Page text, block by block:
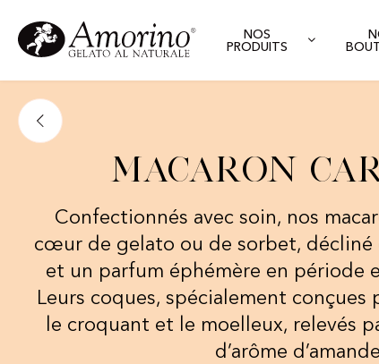
NOS
PRODUITS
Macaron
Confectionnés avec soin, nos
cœur de gelato ou de sorbet, décliné
et un parfum éphémère en période
Leurs coques, spécialement
le croquant et le moelleux, relevés
d’arôme